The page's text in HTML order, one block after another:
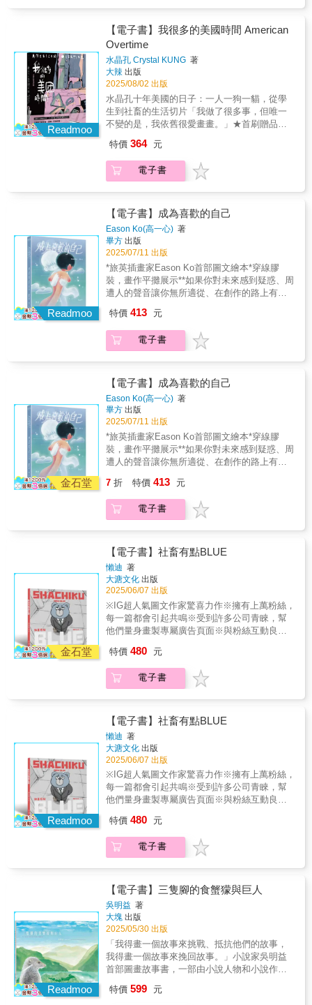
作品曾入選文化部「第42次中小學生讀物選
介」漫畫類、入圍第三屆「原創IP風雲榜」，
並被改編為《勇者動畫系列》影集，最新一季
將於2025年上線。
車絕對不能超速，否則鬼婆婆可是會找上你
喔……★似乎迷了路的白衣小女孩，指出了她
Readmoo
【電子書】我很多的美國時間 American
Overtime
水晶孔 Crystal KUNG 著
大辣 出版
2025/08/02 出版
水晶孔十年美國的日子：一人一狗一貓，從學
生到社畜的生活切片「我做了很多事，但唯一
不變的是，我依舊很愛畫畫。」★首刷贈品
水晶孔首部個人生活札記★剛踏入30代的單身
台灣女子記錄下20代初到美國後一人、一貓與
一狗在美國的求生奮鬥史21歲的時候跑來美國
狗和一隻貓，以為只是平凡的留學生活，生活
卻遭遇疫情、公司倒閉甚至大風雪？！【跨界
推薦】曲家瑞（藝術家、作家、實踐大學媒體
傳達設計學系副教授）徐譽庭（導演、編劇、
作家）陳沛珛（漫畫家／繪本創作者）盧卡斯
（漫畫家、設計師）阿翰（「阿翰po影片」影
片創作者）「在這個AI當道的年代，水晶孔的
作品仍充滿人情味，為我們創作者帶來力量與
希望。看到她在異鄉打拚築夢，建構出這麼豐
的共鳴與敬意。」——盧卡斯｜漫畫家、設計
師【內容介紹】★用幽默畫風與敘事記錄一段
血汗又真摯的美國生活。★超高共鳴感的留學
間，也能過出生命的重量。★笑著講完這些荒
謬事，眼角還是會濕。在舊金山對岸、全美前
十危險城市之一的奧克蘭，一個來自台北的女
生，帶著「先去一年試試看」的心態，誤打誤
撞展開了長達十年的美國生活旅程。這不是什
麼華麗的美國夢，而是一場處處冒火的即興求
生記。《我很多的美國時間》是一部極具畫面
嘲與機智的筆調，記錄從台北乖學生蛻變為美
國邊緣生活藝術家的真實故事：從一開始在動
畫學校孤獨掙扎、學貸壓頂，到收養一隻病懨
日常，以及一段橫跨暴風雪的美國公路之
旅……書中用輕鬆的敘述方式，寫下那些異鄉
求生的狼狽與堅持，也描繪了逐夢過程中的不
安、錯愕與心碎，更重要的是：如何從混亂的
生活中抓住一點點溫暖，笑著撐過去。如果你
也曾在異地孤軍奮戰，或是被生活搞到懷疑人
生——這本書，會讓你笑著哭，哭完再撐下
去。
特價 364 元
電子書
Readmoo
【電子書】成為喜歡的自己
Eason Ko(高一心) 著
畢方 出版
2025/07/11 出版
*旅英插畫家Eason Ko首部圖文繪本*穿線膠
裝，畫作平攤展示**如果你對未來感到疑惑、周
遭人的聲音讓你無所適從、在創作的路上有所
問，希望能讓你在資訊龐雜的網路世界中找到
屬於自己的初衷和創作能量！** 這本書，是我
這幾年來畫下的情感。它不是一本教人如何成
之中，用圖像與文字拼湊起的紀錄。你會在書
裡看到很多不完美的我，也會看到那些慢慢學
會放過自己、擁抱不安的我。如果你正好也走
在一段覺得沒有人懂的路上，那我希望這本書
能給你一點點溫度。不必被治癒，也不必急著
改變自己，只要安靜地坐下來，和自己說聲：
「你已經很好了。」──Eason Ko聯合推薦 隋
棠∣知名演員卡爾與河豚君∣圖文創作者BirBir巧∣
插畫家、美術老師熊老闆BearBoss∣圖文創作者
Michelle∣影片創作者梅森Maysun∣美食創作者
MAYOWL 喵喔∣插畫家杰司，難搞∣數位創作者
瑞秋廖Rachel Liao Illustration∣藝術家河童
畫藝術家（依來函順序排列）Eason是在我高
中未成為插畫家之前就追蹤的創作者，他的筆
觸總能畫出日常裡的溫暖，相信這本書也能像
Eason陪伴我一樣陪伴著大家慢慢成長。卡爾
與河豚君∕圖文創作者作品細膩，每一幅畫都像
是對自己說的一句：你很好，慢慢來，就會開
花。BirBir巧∕插畫家、美術老師Eason 的筆觸像
看見成長的勇氣與光芒！熊老闆BearBoss∕圖文
創作者不論是抑鬱的陰影，或是曾經難以言說
的罪疚。在一幅幅畫作中，彷彿有一雙溫柔的
作者Eason的畫作充滿故事，將追尋生命價值
的熱情與勇氣，藏進每一筆色彩裡。 凱凱周∕創
作者不再討好世界，也不再苛責自己。在異國
漂泊的每一天，我一點一滴拼湊出屬於我的模
樣。這本書，是一場溫柔的自我認同之旅。 蜜
雪兒張Michelle∕影片創作者花兒早晚會盛開，
我們有天也一定會燦爛，成為更更更喜歡的自
是盯著看就可以療癒我一整天的心情。杰司.難
誠，閃爍著小小的光，照進人心裡。瑞秋廖
Rachel Liao Illustration∕藝術家發現微光，是成
為喜歡自己的起點；Eason用他的溫度點亮自
己的希望。河童Kasper∕插畫家填滿靈魂空空的
地方！一起閃閃發光！時尚美妝專家小凱老師
這是一本將生命經歷內化後，用藝術與溫柔筆
觸描繪出的亮光與勇氣，唯有走過，才能如此
真實。永恩∕噴畫藝術家
特價 413 元
電子書
金石堂
【電子書】成為喜歡的自己
Eason Ko(高一心) 著
畢方 出版
2025/07/11 出版
*旅英插畫家Eason Ko首部圖文繪本*穿線膠
裝，畫作平攤展示**如果你對未來感到疑惑、周
遭人的聲音讓你無所適從、在創作的路上有所
問，希望能讓你在資訊龐雜的網路世界中找到
屬於自己的初衷和創作能量！** 這本書，是我
這幾年來畫下的情感。它不是一本教人如何成
之中，用圖像與文字拼湊起的紀錄。你會在書
裡看到很多不完美的我，也會看到那些慢慢學
會放過自己、擁抱不安的我。如果你正好也走
在一段覺得沒有人懂的路上，那我希望這本書
能給你一點點溫度。不必被治癒，也不必急著
改變自己，只要安靜地坐下來，和自己說聲：
「你已經很好了。」──Eason Ko聯合推薦 隋
棠∣知名演員卡爾與河豚君∣圖文創作者BirBir巧∣
插畫家、美術老師熊老闆BearBoss∣圖文創作者
Michelle∣影片創作者梅森Maysun∣美食創作者
MAYOWL 喵喔∣插畫家杰司，難搞∣數位創作者
瑞秋廖Rachel Liao Illustration∣藝術家河童
畫藝術家（依來函順序排列）Eason是在我高
中未成為插畫家之前就追蹤的創作者，他的筆
觸總能畫出日常裡的溫暖，相信這本書也能像
Eason陪伴我一樣陪伴著大家慢慢成長。卡爾
與河豚君∕圖文創作者作品細膩，每一幅畫都像
是對自己說的一句：你很好，慢慢來，就會開
花。BirBir巧∕插畫家、美術老師Eason 的筆觸像
看見成長的勇氣與光芒！熊老闆BearBoss∕圖文
創作者不論是抑鬱的陰影，或是曾經難以言說
的罪疚。在一幅幅畫作中，彷彿有一雙溫柔的
作者Eason的畫作充滿故事，將追尋生命價值
的熱情與勇氣，藏進每一筆色彩裡。 凱凱周∕創
作者不再討好世界，也不再苛責自己。在異國
漂泊的每一天，我一點一滴拼湊出屬於我的模
樣。這本書，是一場溫柔的自我認同之旅。 蜜
雪兒張Michelle∕影片創作者花兒早晚會盛開，
我們有天也一定會燦爛，成為更更更喜歡的自
己！梅森Maysun∕美食創作者 Eason的作品光
是盯著看就可以療癒我一整天的心情。杰司.難
7 折 特價 413 元
電子書
金石堂
【電子書】社畜有點BLUE
懶迪 著
大溏文化 出版
2025/06/07 出版
※IG超人氣圖文作家驚喜力作※擁有上萬粉絲，
每一篇都會引起共鳴※受到許多公司青睞，幫
他們量身畫製專屬廣告頁面※與粉絲互動良
一個心累每個你送給你隔壁的同事、也一樣心
累的每個朋友送給每個不想BLUE的你和妳在這
個大加班時代，「社畜」已成為這個新世代的
為了企業而放棄人類的尊嚴，拼命賣力地為企
業效勞（不論是否為上班時間）。懶迪(Randy)
是一名上班族，同時也是「社畜有點Blue」的
作者。透過他的畫筆與觀察，將每一個上班族
看到的職場百態與各式各樣的同事們，幻化為
一個個可愛又帶點心累的動物角色，透過這些
動物可愛的形象，讓那些令人不想面對的職場
壓力，也能變成使人會心一笑的幽默情景。將
許多上班族的縮影幻化成動物，畫出職場的生
孤單」！讀者忍不住回響:「這也太好笑了！」
「笑著笑著，眼淚也漸漸流下來了！」「這裡
面的故事，我每天都在上演」「很有共鳴」
「這也太寫實了…」「好可愛的社畜日常」
「好地獄」「這不是⋯⋯我嗎⋯⋯」「我以為
你在畫我」「哈哈哈哈哈什麼熱血漫」「有沒
有熟悉的感覺」「笑屎⋯⋯用一下」完全說中
我🤣為什麼看完有點想哭好貼切，突然有種哀
傷感，立馬標記給那個熟悉的人在「社畜有點
BLUE 」的世界裡，一共有七名角色。每個都
可能是你。故事圍繞著六個動物員工以及老闆
的辦公室日常生活展開，每個角色都有獨特的
性格以及習慣，至於那些辦公室裡的酸甜苦
特價 480 元
電子書
Readmoo
【電子書】社畜有點BLUE
懶迪 著
大溏文化 出版
2025/06/07 出版
※IG超人氣圖文作家驚喜力作※擁有上萬粉絲，
每一篇都會引起共鳴※受到許多公司青睞，幫
他們量身畫製專屬廣告頁面※與粉絲互動良
一個心累每個你送給你隔壁的同事、也一樣心
累的每個朋友送給每個不想BLUE的你和妳在這
個大加班時代，「社畜」已成為這個新世代的
為了企業而放棄人類的尊嚴，拼命賣力地為企
業效勞（不論是否為上班時間）。懶迪(Randy)
是一名上班族，同時也是「社畜有點Blue」的
作者。透過他的畫筆與觀察，將每一個上班族
看到的職場百態與各式各樣的同事們，幻化為
一個個可愛又帶點心累的動物角色，透過這些
動物可愛的形象，讓那些令人不想面對的職場
壓力，也能變成使人會心一笑的幽默情景。將
許多上班族的縮影幻化成動物，畫出職場的生
特價 480 元
電子書
Readmoo
【電子書】三隻腳的食蟹獴與巨人
吳明益 著
大塊 出版
2025/05/30 出版
「我得畫一個故事來挑戰、抵抗他們的故事，
我得畫一個故事來挽回故事。」小說家吳明益
首部圖畫故事書，一部由小說人物和小說作者
巨人》、《海風酒店》兩部作品，有人先讀了
特價 599 元